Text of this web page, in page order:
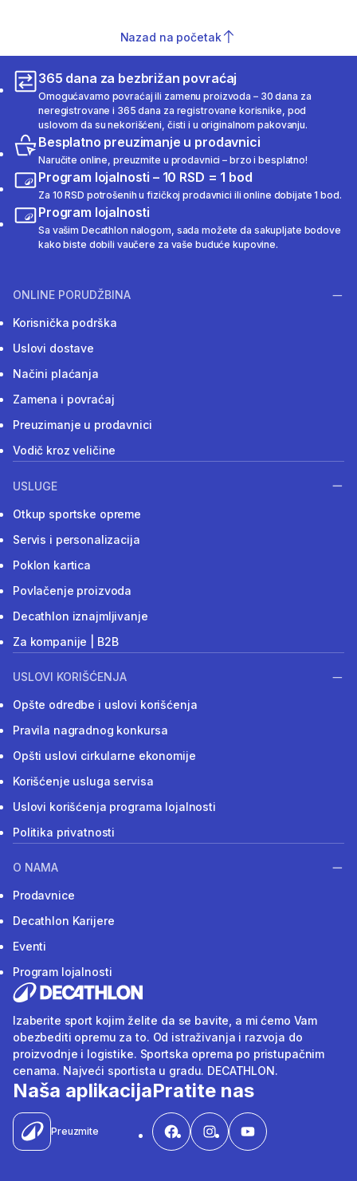
Nazad na početak
365 dana za bezbrižan povraćaj
Omogućavamo povraćaj ili zamenu proizvoda – 30 dana za
neregistrovane i 365 dana za registrovane korisnike, pod
uslovom da su nekorišćeni, čisti i u originalnom pakovanju.
Besplatno preuzimanje u prodavnici
Naručite online, preuzmite u prodavnici – brzo i besplatno!
Program lojalnosti – 10 RSD = 1 bod
Za 10 RSD potrošenih u fizičkoj prodavnici ili online dobijate 1 bod.
Program lojalnosti
Sa vašim Decathlon nalogom, sada možete da sakupljate bodove
kako biste dobili vaučere za vaše buduće kupovine.
ONLINE PORUDŽBINA
Korisnička podrška
Uslovi dostave
Načini plaćanja
Zamena i povraćaj
Preuzimanje u prodavnici
Vodič kroz veličine
USLUGE
Otkup sportske opreme
Servis i personalizacija
Poklon kartica
Povlačenje proizvoda
Decathlon iznajmljivanje
Za kompanije | B2B
USLOVI KORIŠĆENJA
Opšte odredbe i uslovi korišćenja
Pravila nagradnog konkursa
Opšti uslovi cirkularne ekonomije
Korišćenje usluga servisa
Uslovi korišćenja programa lojalnosti
Politika privatnosti
O NAMA
Prodavnice
Decathlon Karijere
Eventi
Program lojalnosti
Izaberite sport kojim želite da se bavite, a mi ćemo Vam
obezbediti opremu za to. Od istraživanja i razvoja do
proizvodnje i logistike. Sportska oprema po pristupačnim
cenama. Najveći sportista u gradu. DECATHLON.
Naša aplikacija
Preuzmite
Pratite nas